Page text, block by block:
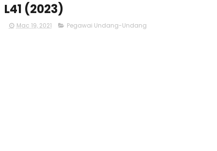
L41 (2023)
Mac 19, 2021 Pegawai Undang-Undang